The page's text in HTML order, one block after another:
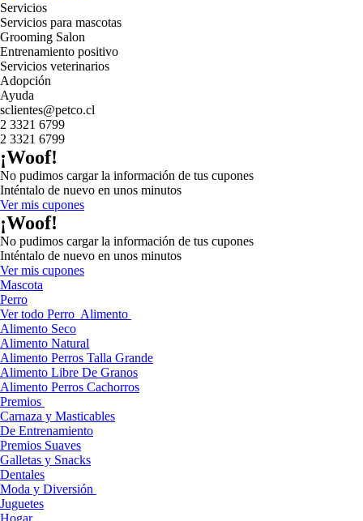
Servicios
Servicios para mascotas
Grooming Salon
Entrenamiento positivo
Servicios veterinarios
Adopción
Ayuda
sclientes@petco.cl
2 3321 6799
2 3321 6799
¡Woof!
No pudimos cargar la información de tus cupones
Inténtalo de nuevo en unos minutos
Ver mis cupones
¡Woof!
No pudimos cargar la información de tus cupones
Inténtalo de nuevo en unos minutos
Ver mis cupones
Mascota
Perro
Ver todo Perro Alimento
Alimento Seco
Alimento Natural
Alimento Perros Talla Grande
Alimento Libre De Granos
Alimento Perros Cachorros
Premios
Carnaza y Masticables
De Entrenamiento
Premios Suaves
Galletas y Snacks
Dentales
Moda y Diversión
Juguetes
Hogar